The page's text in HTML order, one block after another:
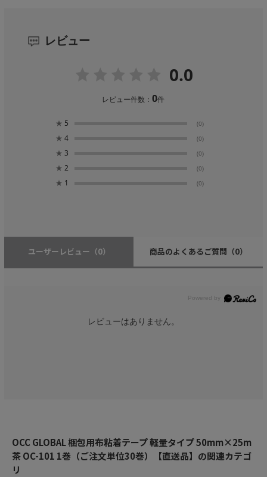
レビュー
0.0
レビュー件数：0件
★ 5 (0)
★ 4 (0)
★ 3 (0)
★ 2 (0)
★ 1 (0)
ユーザーレビュー （0） 商品のよくあるご質問 （0）
レビューはありません。
OCC GLOBAL 梱包用布粘着テープ 軽量タイプ 50mm×25m
茶 OC-101 1巻（ご注文単位30巻）【直送品】の関連カテゴ
リ